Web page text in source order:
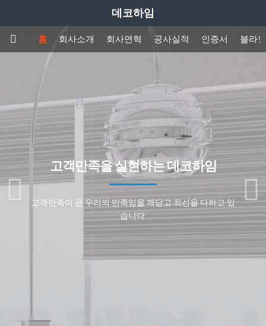
데코하임
홈 회사소개 회사연혁 공사실적 인증서 블라
차양창호 전문 브랜드 데코하임
데코하임은 고객 만족을 위하여 언제나 새로움을 추구합
니다.